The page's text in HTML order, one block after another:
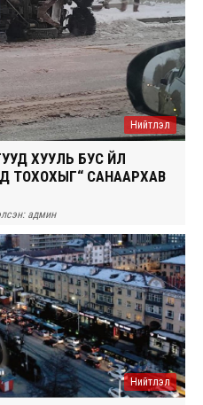
Нийтлэл
ХУУЛЬ БУС ҮЙЛ
ТОХОХЫГ“ САНААРХАВ
админ
Нийтлэл